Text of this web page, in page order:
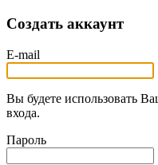
Создать аккаунт
E-mail
Вы будете использовать
входа.
Пароль